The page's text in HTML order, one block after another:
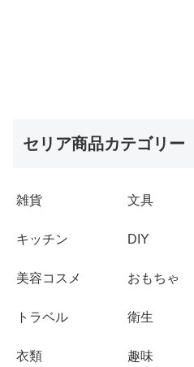
セリア商品カテゴリー
雑貨 文具
キッチン DIY
美容コスメ おもちゃ
トラベル 衛生
衣類 趣味